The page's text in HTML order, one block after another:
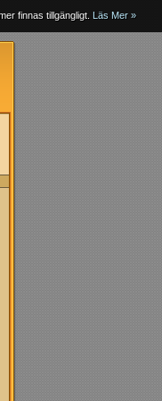
finnas tillgängligt. Läs Mer »